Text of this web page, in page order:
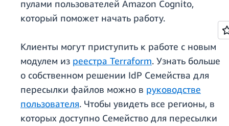
пулами пользователей Amazon Cognito,
который поможет начать работу.
Клиенты могут приступить к работе с новым
модулем из реестра Terraform. Узнать больше
о собственном решении IdP Семейства для
пересылки файлов можно в руководстве
пользователя. Чтобы увидеть все регионы, в
которых доступно Семейство для пересылки